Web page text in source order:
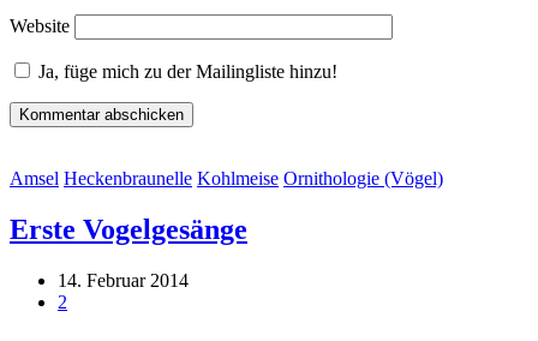
Website
Ja, füge mich zu der Mailingliste hinzu!
Amsel Heckenbraunelle Kohlmeise Ornithologie (Vögel)
Erste Vogelgesänge
14. Februar 2014
2